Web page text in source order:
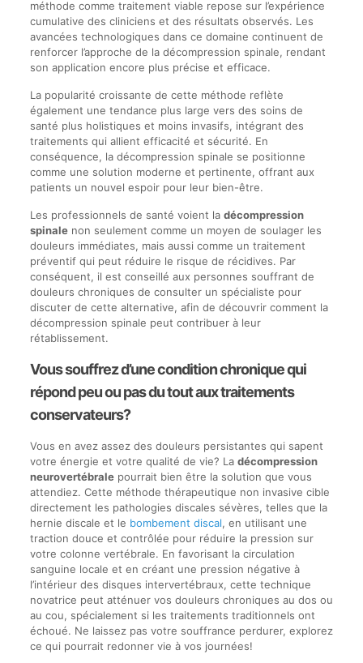
méthode comme traitement viable repose sur l’expérience
cumulative des cliniciens et des résultats observés. Les
avancées technologiques dans ce domaine continuent de
renforcer l’approche de la décompression spinale, rendant
son application encore plus précise et efficace.
La popularité croissante de cette méthode reflète
également une tendance plus large vers des soins de
santé plus holistiques et moins invasifs, intégrant des
traitements qui allient efficacité et sécurité. En
conséquence, la décompression spinale se positionne
comme une solution moderne et pertinente, offrant aux
patients un nouvel espoir pour leur bien-être.
Les professionnels de santé voient la décompression
spinalenon seulement comme un moyen de soulager les
douleurs immédiates, mais aussi comme un traitement
préventif qui peut réduire le risque de récidives. Par
conséquent, il est conseillé aux personnes souffrant de
douleurs chroniques de consulter un spécialiste pour
discuter de cette alternative, afin de découvrir comment la
décompression spinale peut contribuer à leur
rétablissement.
Vous souffrez d’une condition chronique qui
répond peu ou pas du tout aux traitements
conservateurs?
Vous en avez assez des douleurs persistantes qui sapent
votre énergie et votre qualité de vie? La décompression
neurovertébralepourrait bien être la solution que vous
attendiez. Cette méthode thérapeutique non invasive cible
directement les pathologies discales sévères, telles que la
hernie discale et le bombement discal, en utilisant une
traction douce et contrôlée pour réduire la pression sur
votre colonne vertébrale. En favorisant la circulation
sanguine locale et en créant une pression négative à
l’intérieur des disques intervertébraux, cette technique
novatrice peut atténuer vos douleurs chroniques au dos ou
au cou, spécialement si les traitements traditionnels ont
échoué. Ne laissez pas votre souffrance perdurer, explorez
ce qui pourrait redonner vie à vos journées!